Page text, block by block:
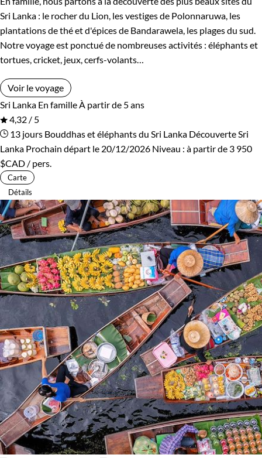
Rwanda Salvador
Seychelles
Sri Lanka
Turquie
Vietnam
Sri Lanka : le rocher du Lion, les vestiges de Polonnaruwa, les
plantations de thé et d'épices de Bandarawela, les plages du sud.
Notre voyage est ponctué de nombreuses activités : éléphants et
tortues, cricket, jeux, cerfs-volants…
Voir le voyage
Sri Lanka En famille À partir de 5 ans
4,32 / 5
13 jours Bouddhas et éléphants du Sri Lanka Découverte Sri
Lanka Prochain départ le 20/12/2026 Niveau : à partir de 3 950
$CAD / pers.
Carte
Détails